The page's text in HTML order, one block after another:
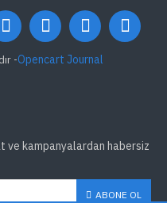
-Opencart Journal
ve kampanyalardan habersiz
ABONE OL